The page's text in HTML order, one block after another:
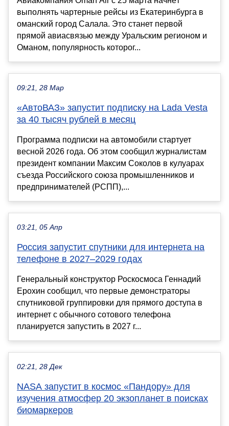
выполнять чартерные рейсы из Екатеринбурга в
оманский город Салала. Это станет первой
прямой авиасвязью между Уральским регионом и
Оманом, популярность которог...
09:21, 28 Мар
«АвтоВАЗ» запустит подписку на Lada Vesta
за 40 тысяч рублей в месяц
Программа подписки на автомобили стартует
весной 2026 года. Об этом сообщил журналистам
президент компании Максим Соколов в кулуарах
съезда Российского союза промышленников и
предпринимателей (РСПП),...
03:21, 05 Апр
Россия запустит спутники для интернета на
телефоне в 2027–2029 годах
Генеральный конструктор Роскосмоса Геннадий
Ерохин сообщил, что первые демонстраторы
спутниковой группировки для прямого доступа в
интернет с обычного сотового телефона
планируется запустить в 2027 г...
02:21, 28 Дек
NASA запустит в космос «Пандору» для
изучения атмосфер 20 экзопланет в поисках
биомаркеров